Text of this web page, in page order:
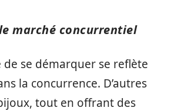
marché concurrentiel
se démarquer se reflète
la concurrence. D’autres
tout en offrant des